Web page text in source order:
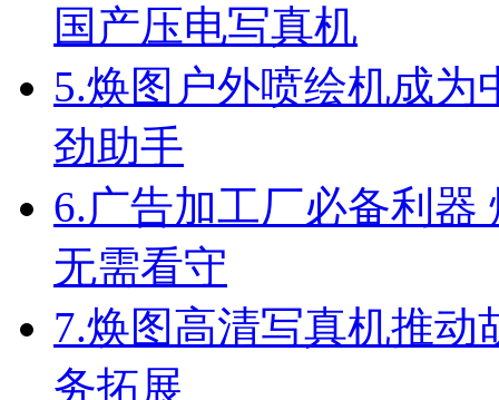
国产压电写真机
5.焕图户外喷绘机成为
劲助手
6.广告加工厂必备利器
无需看守
7.焕图高清写真机推动
务拓展